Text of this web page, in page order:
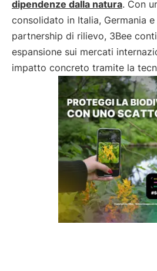
dipendenze dalla natura. Con
consolidato in Italia, Germania e
partnership di rilievo, 3Bee
espansione sui mercati
impatto concreto tramite la